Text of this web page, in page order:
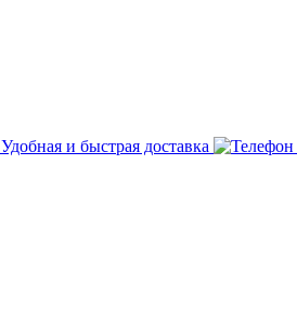
Удобная и быстрая доставка